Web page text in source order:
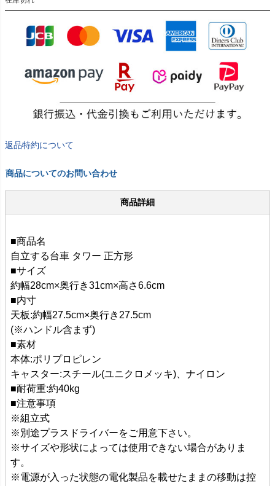
返品特約について
商品についてのお問い合わせ
商品詳細
■商品名
自立する台車 タワー 正方形
■サイズ
約幅28cm×奥行き31cm×高さ6.6cm
■内寸
天板:約幅27.5cm×奥行き27.5cm
(※ハンドル含まず)
■素材
本体:ポリプロピレン
キャスター:スチール(ユニクロメッキ)、ナイロン
■耐荷重:約40kg
■注意事項
※組立式
※別途プラスドライバーをご用意下さい。
※サイズや形状によっては使用できない場合がありま
す。
※電源が入った状態の電化製品を載せたままの移動は控